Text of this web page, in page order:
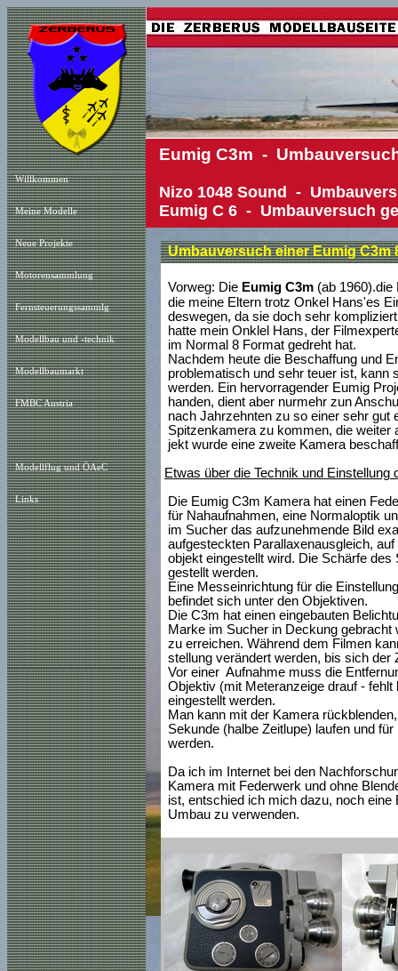
Willkommen
Meine Modelle
Neue Projekte
Motorensammlung
Fernsteuerungssammlg
Modellbau und -technik
Modellbaumarkt
FMBC Austria
Modellflug und ÖAeC
Links
Eumig C3m -
Nizo 1048 Sound -
Eumig C 6 - Umbauversuch
Umbauversuch einer Eumig C3m
Vorweg: Die Eumig C3m (ab 1960).die
die meine Eltern trotz Onkel Hans'es
deswegen, da sie doch sehr
hatte mein Onklel Hans, der
im Normal 8 Format gedreht hat.
Nachdem heute die Beschaffung und
problematisch und sehr teuer ist, kann
werden. Ein hervorragender Eumig
handen, dient aber nurmehr zun
nach Jahrzehnten zu so einer sehr gut
Spitzenkamera zu kommen, die weiter
jekt wurde eine zweite Kamera
Etwas über die Technik und Einstellung
Die Eumig C3m Kamera hat einen
für Nahaufnahmen, eine Normaloptik
im Sucher das aufzunehmende Bild
aufgesteckten Parallaxenausgleich,
objekt eingestellt wird. Die Schärfe
gestellt werden.
Eine Messeinrichtung für die
befindet sich unter den Objektiven.
Die C3m hat einen eingebauten
Marke im Sucher in Deckung
zu erreichen. Während dem Filmen
stellung verändert werden, bis sich der
Vor einer Aufnahme muss die
Objektiv (mit Meteranzeige drauf -
eingestellt werden.
Man kann mit der Kamera
Sekunde (halbe Zeitlupe) laufen und
werden.
Da ich im Internet bei den
Kamera mit Federwerk und ohne
ist, entschied ich mich dazu, noch
Umbau zu verwenden.